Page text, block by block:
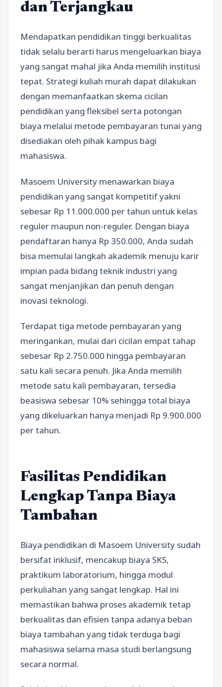
dan Terjangkau
Mendapatkan pendidikan tinggi berkualitas
tidak selalu berarti harus mengeluarkan biaya
yang sangat mahal jika Anda memilih institusi
tepat. Strategi kuliah murah dapat dilakukan
dengan memanfaatkan skema cicilan
pendidikan yang fleksibel serta potongan
biaya melalui metode pembayaran tunai yang
disediakan oleh pihak kampus bagi
mahasiswa.
Masoem University menawarkan biaya
pendidikan yang sangat kompetitif yakni
sebesar Rp 11.000.000 per tahun untuk kelas
reguler maupun non-reguler. Dengan biaya
pendaftaran hanya Rp 350.000, Anda sudah
bisa memulai langkah akademik menuju karir
impian pada bidang teknik industri yang
sangat menjanjikan dan penuh dengan
inovasi teknologi.
Terdapat tiga metode pembayaran yang
meringankan, mulai dari cicilan empat tahap
sebesar Rp 2.750.000 hingga pembayaran
satu kali secara penuh. Jika Anda memilih
metode satu kali pembayaran, tersedia
beasiswa sebesar 10% sehingga total biaya
yang dikeluarkan hanya menjadi Rp 9.900.000
per tahun.
Fasilitas Pendidikan
Lengkap Tanpa Biaya
Tambahan
Biaya pendidikan di Masoem University sudah
bersifat inklusif, mencakup biaya SKS,
praktikum laboratorium, hingga modul
perkuliahan yang sangat lengkap. Hal ini
memastikan bahwa proses akademik tetap
berkualitas dan efisien tanpa adanya beban
biaya tambahan yang tidak terduga bagi
mahasiswa selama masa studi berlangsung
secara normal.